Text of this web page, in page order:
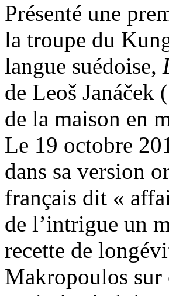
Présenté une
la troupe du
langue suédoise,
de Leoš Janáček
de la maison en
Le 19 octobre
dans sa version
français dit «
de l’intrigue un
recette de
Makropoulos sur